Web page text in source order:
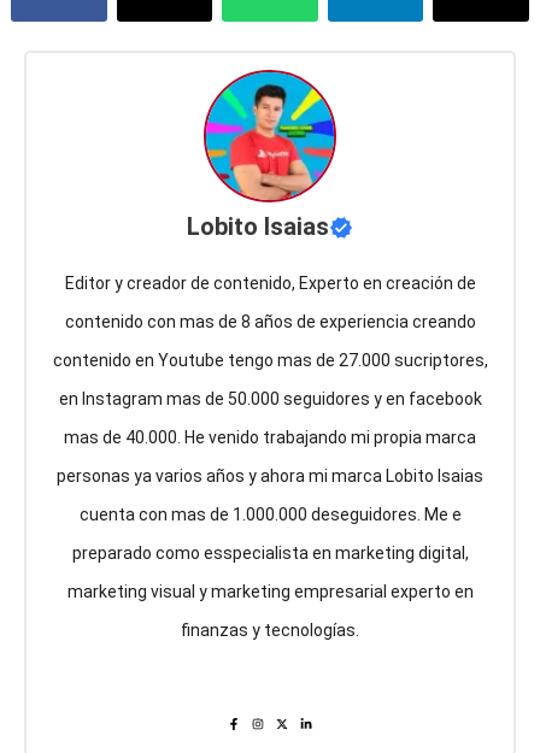
Lobito Isaias
Editor y creador de contenido, Experto en creación de
contenido con mas de 8 años de experiencia creando
contenido en Youtube tengo mas de 27.000 sucriptores,
en Instagram mas de 50.000 seguidores y en facebook
mas de 40.000. He venido trabajando mi propia marca
personas ya varios años y ahora mi marca Lobito Isaias
cuenta con mas de 1.000.000 deseguidores. Me e
preparado como esspecialista en marketing digital,
marketing visual y marketing empresarial experto en
finanzas y tecnologías.